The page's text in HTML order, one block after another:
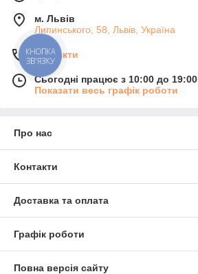
м. Львів
Липинського, 58, Львів, Україна
Контакти
Сьогодні працює з 10:00 до 19:00
Показати весь графік роботи
Про нас
Контакти
Доставка та оплата
Графік роботи
Повна версія сайту
КНОПКА
ЗВ'ЯЗКУ